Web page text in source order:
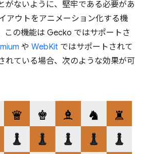
がないように、堅牢である必要があ
アウトをアニメーション化する機
この機能は Gecko ではサポートさ
や WebKit ではサポートされて
れている場合、次のような効果が可